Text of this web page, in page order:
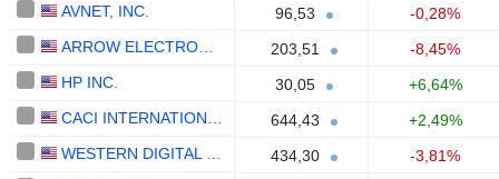
AVNET, INC. 96,53
-0,28%
203,51
-8,45%
HP INC.
30,05
+6,64%
644,43
+2,49%
434,30
-3,81%